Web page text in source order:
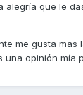
alegría que le
me gusta
una opinión mía